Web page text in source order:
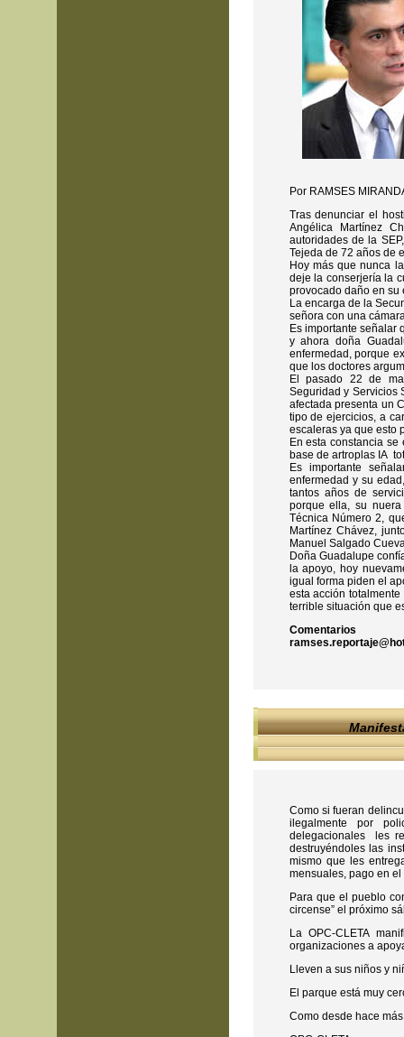
Por RAMSES
Tras denunciar el
Angélica Martínez
autoridades de la
Tejeda de 72 años de
Hoy más que nunca
deje la conserjería la
provocado daño en su
La encarga de la
señora con una
Es importante señalar
y ahora doña
enfermedad, porque
que los doctores
El pasado 22 de
Seguridad y Servicios
afectada presenta un
tipo de ejercicios, a
escaleras ya que esto
En esta constancia
base de artroplas IA
Es importante
enfermedad y su
tantos años de
porque ella, su
Técnica Número 2,
Martínez Chávez,
Manuel Salgado
Doña Guadalupe
la apoyo, hoy
igual forma piden el
esta acción
terrible situación que
Comentarios
Como si fueran
ilegalmente por
delegacionales les
destruyéndoles las
mismo que les
mensuales, pago en
Para que el pueblo
circense” el próximo
La OPC-CLETA
organizaciones a
Lleven a sus niños y
El parque está muy
Como desde hace